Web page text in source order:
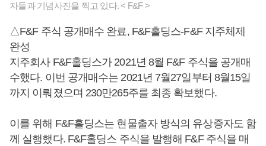
자들과 기념사진을 찍고 있다. < F&F >
△F&F 주식 공개매수 완료, F&F홀딩스-F&F 지주체제
완성
지주회사 F&F홀딩스가 2021년 8월 F&F 주식을 공개매
수했다. 이번 공개매수는 2021년 7월27일부터 8월15일
까지 이뤄졌으며 230만265주를 최종 확보했다.
이를 위해 F&F홀딩스는 현물출자 방식의 유상증자도 함
께 실행했다. F&F홀딩스 주식을 발행해 F&F 주식을 매